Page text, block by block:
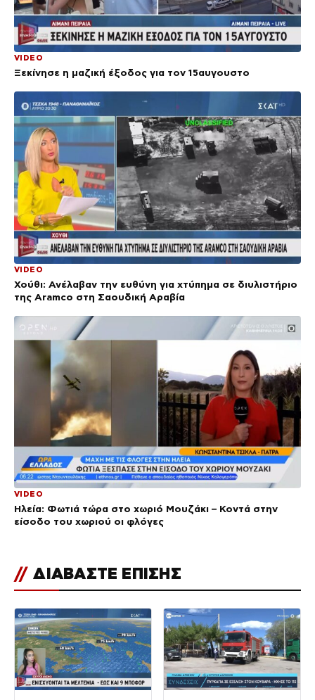
VIDEO
Ξεκίνησε η μαζική έξοδος για τον 15αυγουστο
VIDEO
Χούθι: Ανέλαβαν την ευθύνη για χτύπημα σε διυλιστήριο
της Aramco στη Σαουδική Αραβία
VIDEO
Ηλεία: Φωτιά τώρα στο χωριό Μουζάκι – Κοντά στην
είσοδο του χωριού οι φλόγες
// ΔΙΑΒΑΣΤΕ ΕΠΙΣΗΣ